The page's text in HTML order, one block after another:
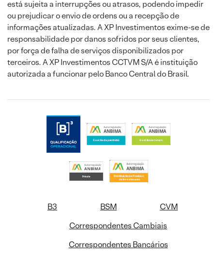
está sujeita a interrupções ou atrasos, podendo impedir
ou prejudicar o envio de ordens ou a recepção de
informações atualizadas. A XP Investimentos exime-se de
responsabilidade por danos sofridos por seus clientes,
por força de falha de serviços disponibilizados por
terceiros. A XP Investimentos CCTVM S/A é instituição
autorizada a funcionar pelo Banco Central do Brasil.
B3 BSM
CVM
Correspondentes Cambiais
Correspondentes Bancários